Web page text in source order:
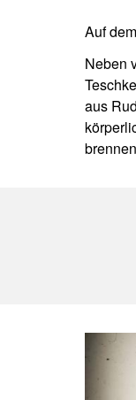
Auf
Neben
aus